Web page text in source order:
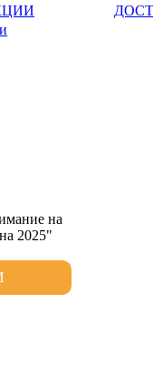
на
2025"